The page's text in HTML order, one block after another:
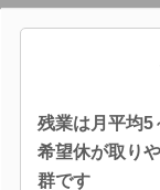
残業は月平均5
希望休が取り
群です